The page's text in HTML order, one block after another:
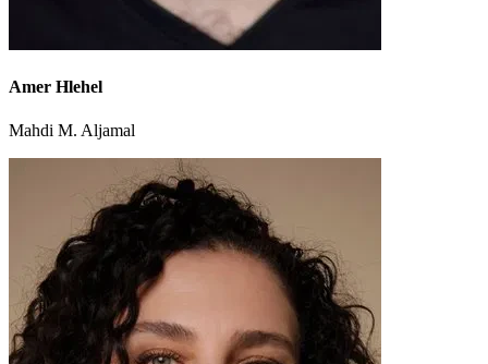
Amer Hlehel
Mahdi M. Aljamal